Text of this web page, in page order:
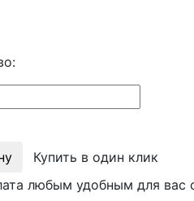
Купить в один клик
любым удобным для вас